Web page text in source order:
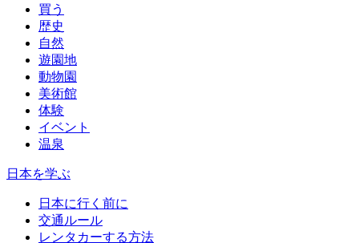
買う
歴史
自然
遊園地
動物園
美術館
体験
イベント
温泉
日本を学ぶ
日本に行く前に
交通ルール
レンタカーする方法